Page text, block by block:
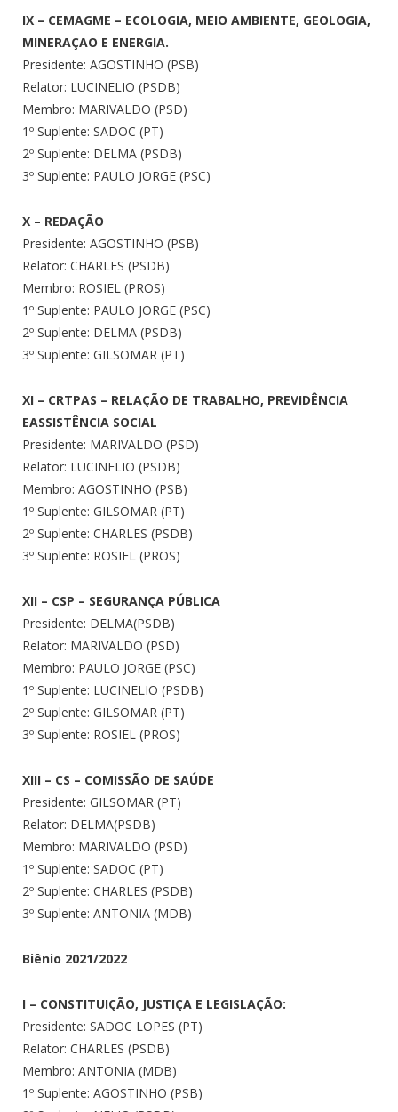
IX – CEMAGME – ECOLOGIA, MEIO AMBIENTE, GEOLOGIA,
MINERAÇAO E ENERGIA.
Presidente: AGOSTINHO (PSB)
Relator: LUCINELIO (PSDB)
Membro: MARIVALDO (PSD)
1º Suplente: SADOC (PT)
2º Suplente: DELMA (PSDB)
3º Suplente: PAULO JORGE (PSC)
X – REDAÇÃO
Presidente: AGOSTINHO (PSB)
Relator: CHARLES (PSDB)
Membro: ROSIEL (PROS)
1º Suplente: PAULO JORGE (PSC)
2º Suplente: DELMA (PSDB)
3º Suplente: GILSOMAR (PT)
XI – CRTPAS – RELAÇÃO DE TRABALHO, PREVIDÊNCIA
EASSISTÊNCIA SOCIAL
Presidente: MARIVALDO (PSD)
Relator: LUCINELIO (PSDB)
Membro: AGOSTINHO (PSB)
1º Suplente: GILSOMAR (PT)
2º Suplente: CHARLES (PSDB)
3º Suplente: ROSIEL (PROS)
XII – CSP – SEGURANÇA PÚBLICA
Presidente: DELMA(PSDB)
Relator: MARIVALDO (PSD)
Membro: PAULO JORGE (PSC)
1º Suplente: LUCINELIO (PSDB)
2º Suplente: GILSOMAR (PT)
3º Suplente: ROSIEL (PROS)
XIII – CS – COMISSÃO DE SAÚDE
Presidente: GILSOMAR (PT)
Relator: DELMA(PSDB)
Membro: MARIVALDO (PSD)
1º Suplente: SADOC (PT)
2º Suplente: CHARLES (PSDB)
3º Suplente: ANTONIA (MDB)
Biênio 2021/2022
I – CONSTITUIÇÃO, JUSTIÇA E LEGISLAÇÃO:
Presidente: SADOC LOPES (PT)
Relator: CHARLES (PSDB)
Membro: ANTONIA (MDB)
1º Suplente: AGOSTINHO (PSB)